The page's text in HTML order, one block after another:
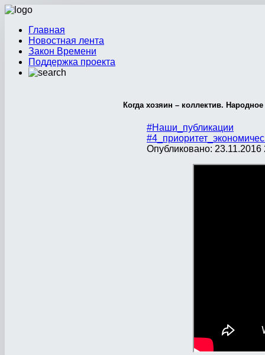
Главная
Новостная лента
Закон Времени
Поддержка проекта
Когда хозяин – коллектив.
#Наши_публикации
Опубликовано: 23.11.2016